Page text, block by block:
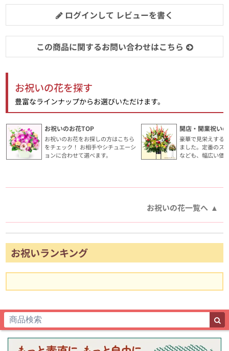
ログインして レビューを書く
この商品に関するお問い合わせはこちら
お祝いの花を探す
豊富なラインナップからお選びいただけます。
お祝いのお花TOP
お祝いのお花をお探しの方はこちら
をチェック！ お相手やシチュエーシ
ョンに合わせて選べます。
開店・開業祝い
豪華で見栄えする
ました。定番のス
なども、幅広い価
お祝いの花一覧へ
お祝いランキング